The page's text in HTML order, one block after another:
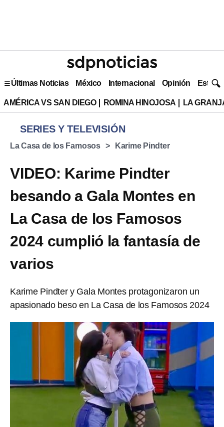
Últimas Noticias México Internacional Opinión Estilo
AMÉRICA VS SAN DIEGO ROMINA HINOJOSA LA
SERIES Y TELEVISIÓN
La Casa de los Famosos Karime Pindter
VIDEO: Karime Pindter
besando a Gala Montes en
La Casa de los Famosos
2024 cumplió la fantasía de
varios
Karime Pindter y Gala Montes protagonizaron un
apasionado beso en La Casa de los Famosos 2024